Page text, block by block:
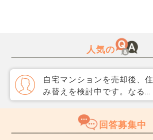
人気の
自宅マンションを売却後、住
み替えを検討中です。なるべ
く3か月以内に売却をしたい
のですが、一般媒介と専任媒
介で迷っています。 窓口は
回答募集中